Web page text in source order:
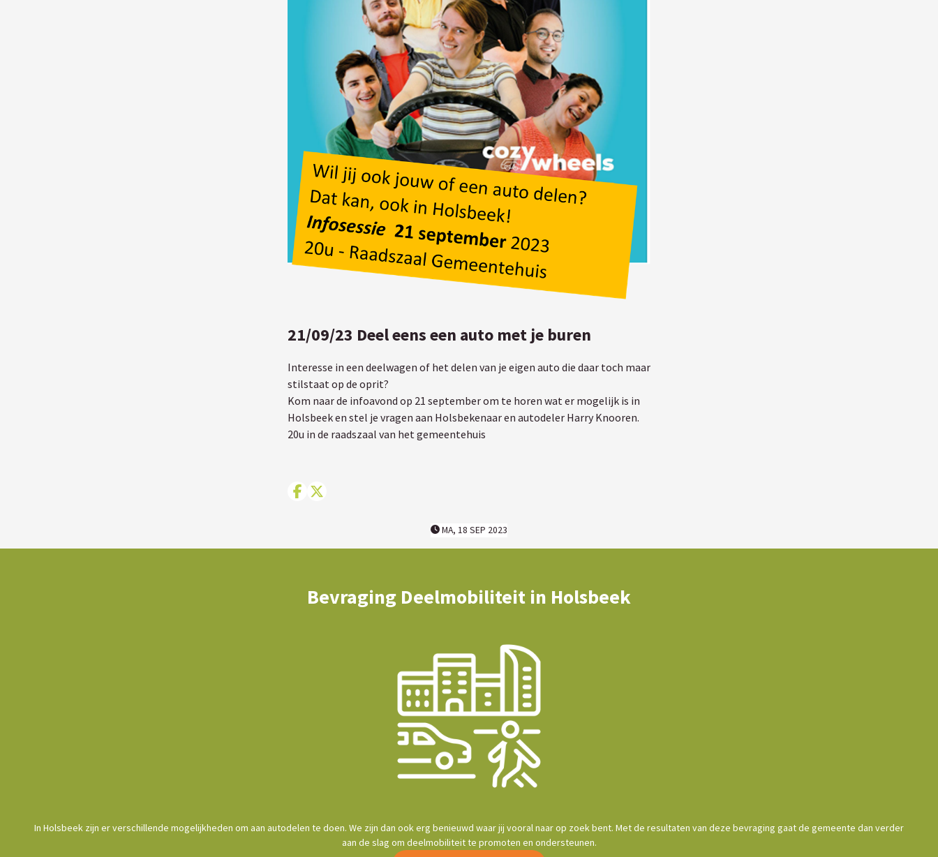
21/09/23 Deel eens een auto met je buren
Interesse in een deelwagen of het delen van je eigen auto die daar toch maar
stilstaat op de oprit?
Kom naar de infoavond op 21 september om te horen wat er mogelijk is in
Holsbeek en stel je vragen aan Holsbekenaar en autodeler Harry Knooren.
20u in de raadszaal van het gemeentehuis
Deel op facebook
Deel op X
MA, 18 SEP 2023
Bevraging Deelmobiliteit in Holsbeek
In Holsbeek zijn er verschillende mogelijkheden om aan autodelen te doen. We zijn dan ook erg benieuwd waar jij vooral naar op zoek bent. Met de resultaten van deze bevraging gaat de gemeente dan verder
aan de slag om deelmobiliteit te promoten en ondersteunen.